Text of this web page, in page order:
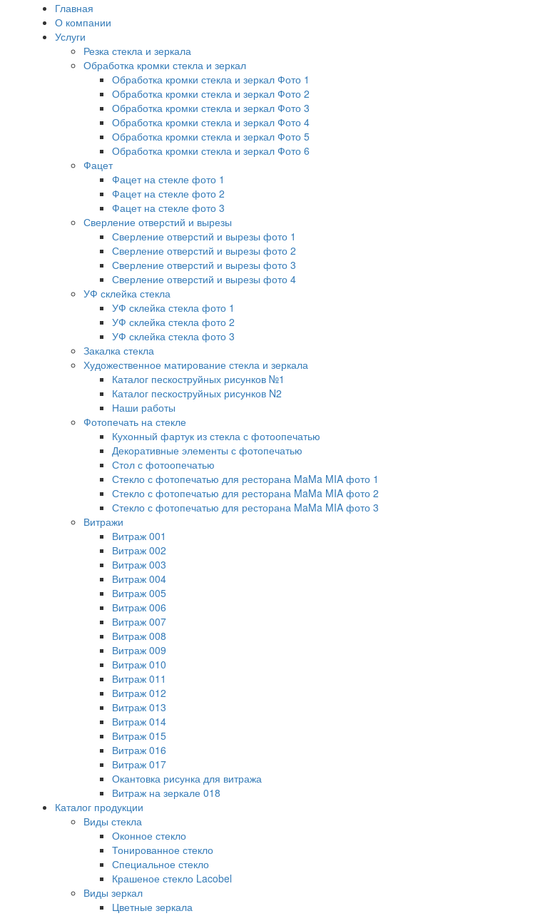
Главная
О компании
Услуги
Резка стекла и зеркала
Обработка кромки стекла и зеркал
Обработка кромки стекла и зеркал Фото 1
Обработка кромки стекла и зеркал Фото 2
Обработка кромки стекла и зеркал Фото 3
Обработка кромки стекла и зеркал Фото 4
Обработка кромки стекла и зеркал Фото 5
Обработка кромки стекла и зеркал Фото 6
Фацет
Фацет на стекле фото 1
Фацет на стекле фото 2
Фацет на стекле фото 3
Сверление отверстий и вырезы
Сверление отверстий и вырезы фото 1
Сверление отверстий и вырезы фото 2
Сверление отверстий и вырезы фото 3
Сверление отверстий и вырезы фото 4
УФ склейка стекла
УФ склейка стекла фото 1
УФ склейка стекла фото 2
УФ склейка стекла фото 3
Закалка стекла
Художественное матирование стекла и зеркала
Каталог пескоструйных рисунков №1
Каталог пескоструйных рисунков N2
Наши работы
Фотопечать на стекле
Кухонный фартук из стекла с фотоопечатью
Декоративные элементы с фотопечатью
Стол с фотоопечатью
Стекло с фотопечатью для ресторана MaMa MIA фото 1
Стекло с фотопечатью для ресторана MaMa MIA фото 2
Стекло с фотопечатью для ресторана MaMa MIA фото 3
Витражи
Витраж 001
Витраж 002
Витраж 003
Витраж 004
Витраж 005
Витраж 006
Витраж 007
Витраж 008
Витраж 009
Витраж 010
Витраж 011
Витраж 012
Витраж 013
Витраж 014
Витраж 015
Витраж 016
Витраж 017
Окантовка рисунка для витража
Витраж на зеркале 018
Каталог продукции
Виды стекла
Оконное стекло
Тонированное стекло
Специальное стекло
Крашеное стекло Lacobel
Виды зеркал
Цветные зеркала